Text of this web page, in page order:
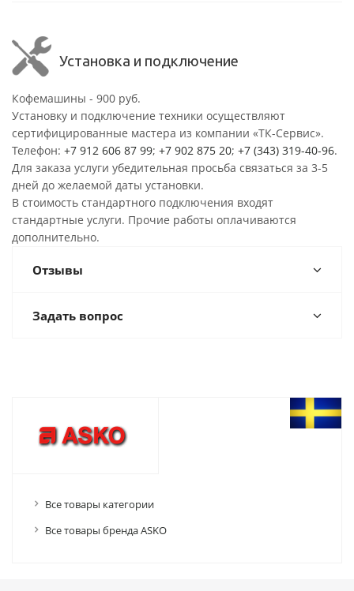
Установка и подключение
Кофемашины - 900 руб.
Установку и подключение техники осуществляют
сертифицированные мастера из компании «ТК-Сервис».
Телефон: +7 912 606 87 99; +7 902 875 20; +7 (343) 319-40-96.
Для заказа услуги убедительная просьба связаться за 3-5
дней до желаемой даты установки.
В стоимость стандартного подключения входят
стандартные услуги. Прочие работы оплачиваются
дополнительно.
Отзывы
Задать вопрос
Все товары категории
Все товары бренда ASKO